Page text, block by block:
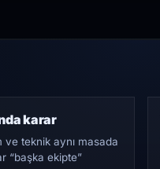
karar
ve teknik aynı masada
“başka ekipte”